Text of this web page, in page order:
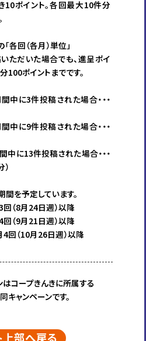
10ポイント。各回最大10件分
回（各月）単位」
ただいた場合でも、進呈ポイ
ポイントまでです。
中に3件投稿された場合・・・
中に9件投稿された場合・・・
中に13件投稿された場合・・・
を予定しています。
（8月24日週）以降
（9月21日週）以降
回（10月26日週）以降
コープきんきに所属する
キャンペーンです。
上部へ戻る